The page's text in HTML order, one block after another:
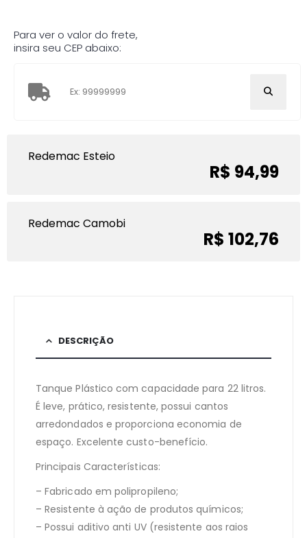
Para ver o valor do frete,
insira seu CEP abaixo:
Redemac Esteio
R$ 94,99
Redemac Camobi
R$ 102,76
DESCRIÇÃO
Tanque Plástico com capacidade para 22 litros.
É leve, prático, resistente, possui cantos
arredondados e proporciona economia de
espaço. Excelente custo-benefício.
Principais Características:
– Fabricado em polipropileno;
– Resistente à ação de produtos químicos;
– Possui aditivo anti UV (resistente aos raios